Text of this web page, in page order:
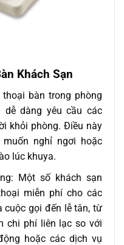
Khách Sạn
bàn trong phòng
dễ dàng yêu cầu các
khỏi phòng. Điều này
nghỉ ngơi hoặc
lúc khuya.
Một số khách sạn
miễn phí cho các
cuộc gọi đến lễ tân, từ
chi phí liên lạc so với
hoặc các dịch vụ